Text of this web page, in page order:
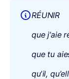
RÉUNIR
que j’aie
que tu
qu’il,